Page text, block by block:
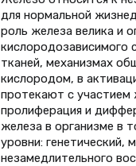
для нормальной
роль железа велика и
кислородозависимого
тканей, механизмах
кислородом, в
протекают с участием
пролиферация и
железа в организме в
уровни: генетический,
незамедлительного